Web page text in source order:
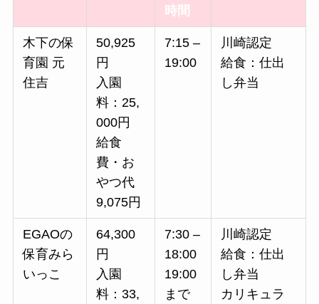
時間
木下の保
育園 元
住吉
50,925
円
入園
料：25,
000円
給食
費・お
やつ代
9,075円
7:15 –
19:00
川崎認定
給食：仕出
し弁当
EGAOの
保育みら
いっこ
64,300
円
入園
料：33,
7:30 –
18:00
19:00
まで
川崎認定
給食：仕出
し弁当
カリキュラ